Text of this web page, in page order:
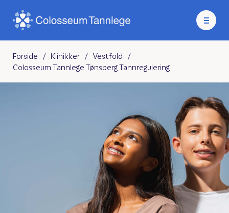
Forside / Klinikker / Vestfold
/
Colosseum Tannlege Tønsberg Tannregulering